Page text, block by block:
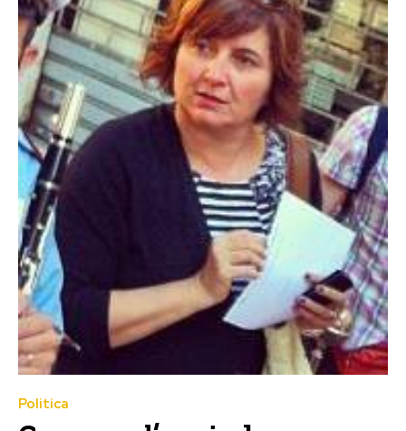
Politica